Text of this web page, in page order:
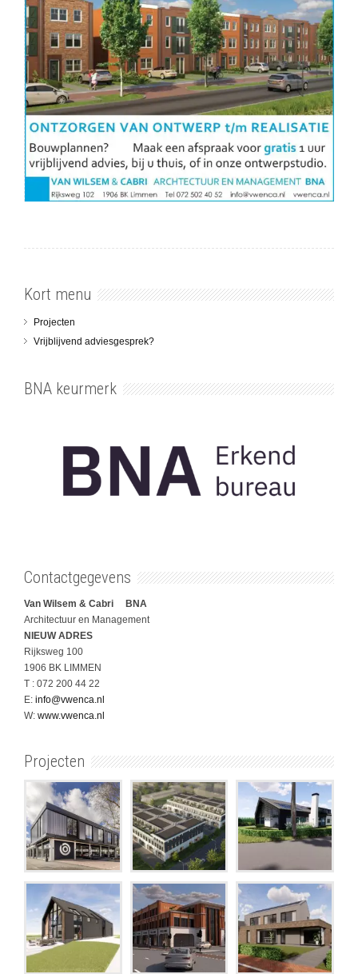
Kort menu
Projecten
Vrijblijvend adviesgesprek?
BNA keurmerk
Contactgegevens
Van Wilsem & Cabri BNA
Architectuur en Management
NIEUW ADRES
Rijksweg 100
1906 BK LIMMEN
T : 072 200 44 22
E: info@vwenca.nl
W: www.vwenca.nl
Projecten